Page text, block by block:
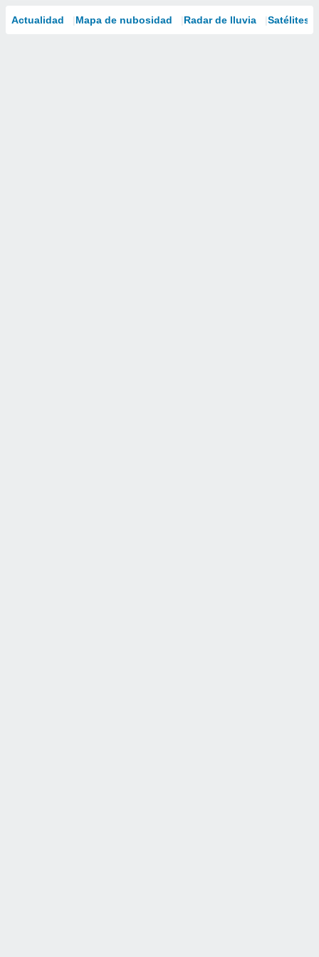
Actualidad Mapa de nubosidad Radar de lluvia Satélites